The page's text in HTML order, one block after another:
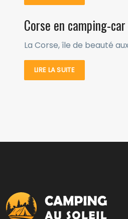
Corse en camping-
La Corse, île de beauté
LIRE LA SUITE